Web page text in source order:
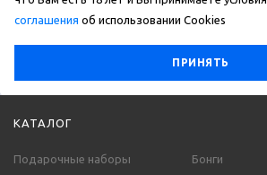
соглашения об использовании Сookies
ПРИНЯТЬ
КАТАЛОГ
Подарочные наборы
Бонги